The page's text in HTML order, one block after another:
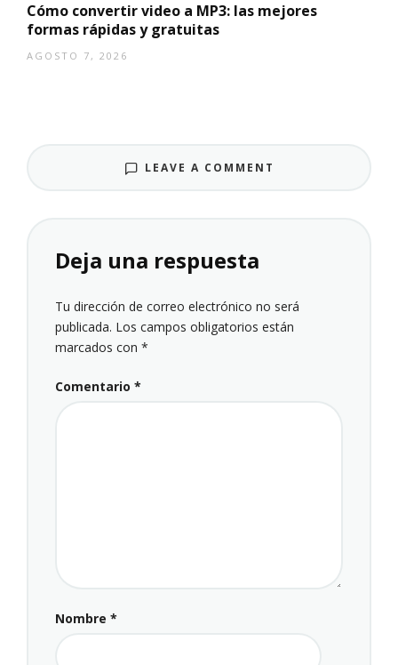
Cómo convertir video a MP3: las mejores
formas rápidas y gratuitas
AGOSTO 7, 2026
LEAVE A COMMENT
Deja una respuesta
Tu dirección de correo electrónico no será
publicada. Los campos obligatorios están
marcados con *
Comentario *
Nombre *